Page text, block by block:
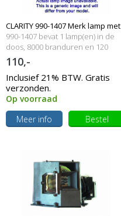
CLARITY 990-1407 Merk lamp met
behuizing
990-1407 bevat 1 lamp(en) in de
doos, 8000 branduren en 120
Watt
110,-
Inclusief 21% BTW. Gratis
verzonden.
Op voorraad
Meer info
Bestel